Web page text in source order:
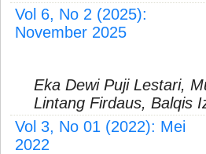
Vol 6, No 2 (2025):
November 2025
Eka Dewi Puji Lestari,
Lintang Firdaus, Balqis
Vol 3, No 01 (2022): Mei
2022